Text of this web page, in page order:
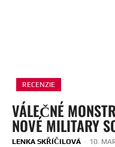
RECENZIE
VÁLEČNÉ
NOVÉ MILITARY
LENKA SKŘÍČILOVÁ - 10.